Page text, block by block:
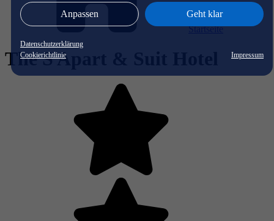
Anpassen Geht klar
Datenschutzerklärung
Cookierichtlinie
Impressum
Startseite
The S Apart & Suit Hotel